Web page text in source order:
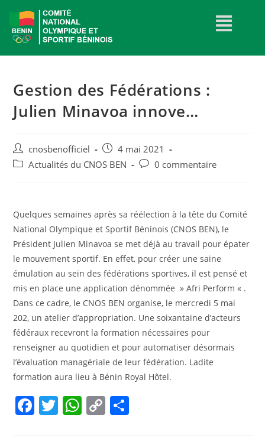
Gestion des Fédérations :
Julien Minavoa innove…
cnosbenofficiel
4 mai 2021
Actualités du CNOS BEN
0 commentaire
Quelques semaines après sa réélection à la tête du Comité
National Olympique et Sportif Béninois (CNOS BEN), le
Président Julien Minavoa se met déjà au travail pour épater
le mouvement sportif. En effet, pour créer une saine
émulation au sein des fédérations sportives, il est pensé et
mis en place une application dénommée » Afri Perform « .
Dans ce cadre, le CNOS BEN organise, le mercredi 5 mai
202, un atelier d’appropriation. Une soixantaine d’acteurs
fédéraux recevront la formation nécessaires pour
renseigner au quotidien et pour automatiser désormais
l’évaluation managériale de leur fédération. Ladite
formation aura lieu à Bénin Royal Hôtel.
F T W C